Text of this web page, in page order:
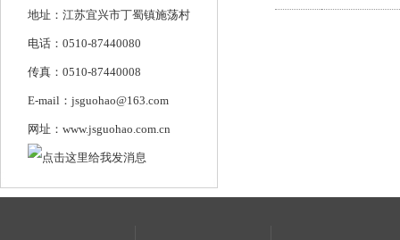
地址：江苏宜兴市丁蜀镇施荡村
电话：0510-87440080
传真：0510-87440008
E-mail：jsguohao@163.com
网址：www.jsguohao.com.cn